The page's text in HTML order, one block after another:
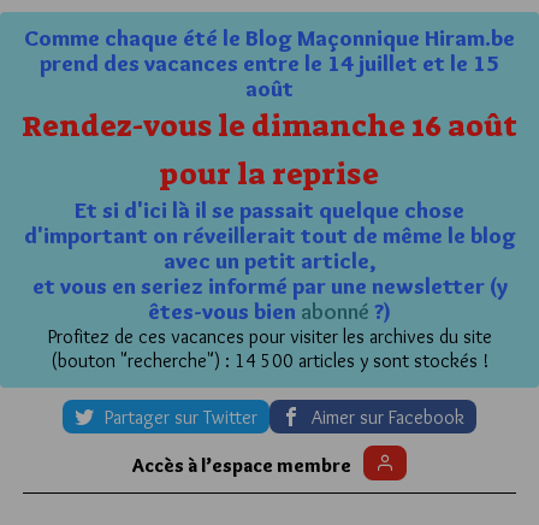
Comme chaque été le Blog Maçonnique Hiram.be
prend des vacances entre le 14 juillet et le 15
août
Rendez-vous le dimanche 16 août
pour la reprise
Et si d'ici là il se passait quelque chose
d'important on réveillerait tout de même le blog
avec un petit article,
et vous en seriez informé par une newsletter (y
êtes-vous bien abonné ?)
Profitez de ces vacances pour visiter les archives du site
(bouton "recherche") : 14 500 articles y sont stockés !
Partager sur Twitter Aimer sur Facebook
Accès à l’espace membre